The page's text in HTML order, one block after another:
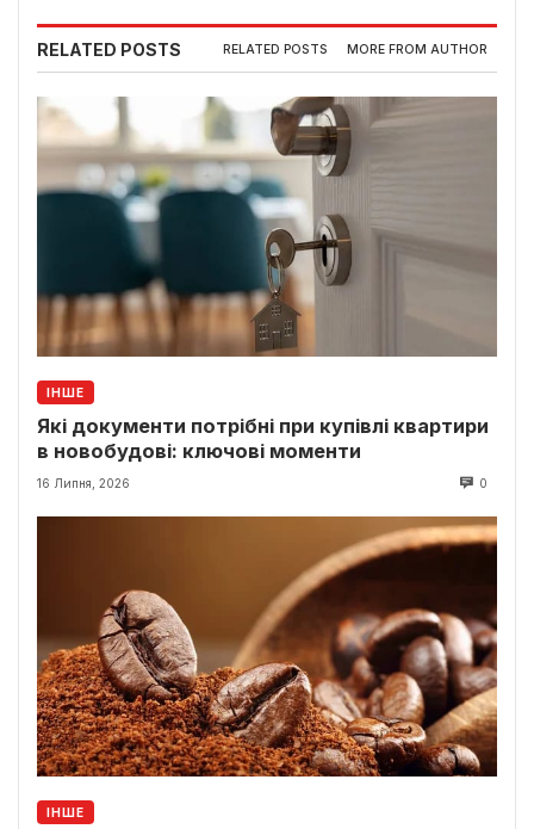
RELATED POSTS RELATED POSTS MORE FROM AUTHOR
ІНШЕ
Які документи потрібні при купівлі квартири
в новобудові: ключові моменти
16 Липня, 2026 0
ІНШЕ